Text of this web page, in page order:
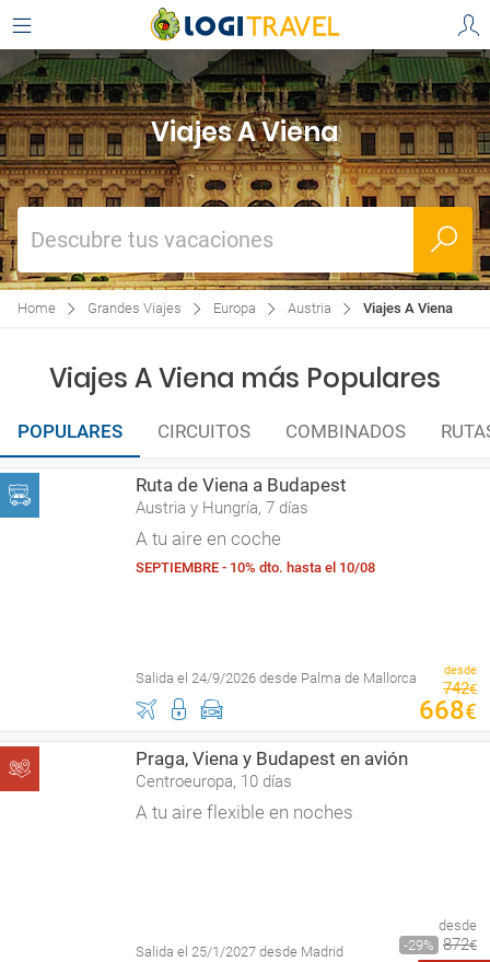
Viajes A Viena
Descubre tus vacaciones
Home Grandes Viajes Europa Austria Viajes A Viena
Viajes A Viena más Populares
POPULARES CIRCUITOS COMBINADOS
Ruta de Viena a Budapest
Austria y Hungría, 7 días
A tu aire en coche
SEPTIEMBRE - 10% dto. hasta el 10/08
Salida el 24/9/2026 desde Palma de Mallorca desde
742€
668€
Praga, Viena y Budapest en avión
Centroeuropa, 10 días
A tu aire flexible en noches
Salida el 25/1/2027 desde Madrid
desde
29
872€